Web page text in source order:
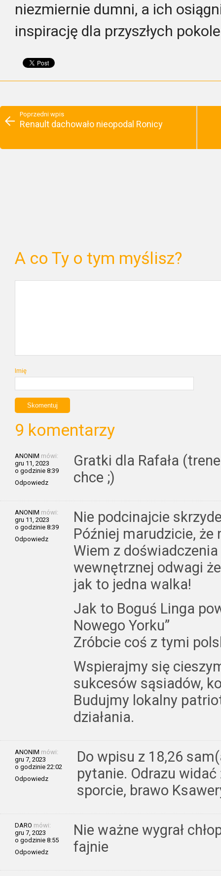
niezmiernie dumni, a ich
inspirację dla przyszłych
Poprzedni wpis
Renault dachowało nieopodal Ronicy
A co Ty o tym myślisz?
Imię
9 komentarzy
ANONIM mówi:
gru 11, 2023
o godzinie 8:39
Odpowiedz
Gratki dla Rafała
chce ;)
ANONIM mówi:
gru 11, 2023
o godzinie 8:39
Odpowiedz
Nie podcinajcie
Później marudzicie, że
Wiem z
wewnętrznej odwagi
jak to jedna walka!
Jak to Boguś Linga
Nowego Yorku”
Zróbcie coś z tymi
Wspierajmy się
sukcesów sąsiadów,
Budujmy lokalny
działania.
ANONIM mówi:
gru 7, 2023
o godzinie 22:02
Odpowiedz
Do wpisu z 18,26
pytanie. Odrazu
sporcie, brawo
DARO mówi:
gru 7, 2023
o godzinie 8:55
Odpowiedz
Nie ważne wygrał
fajnie